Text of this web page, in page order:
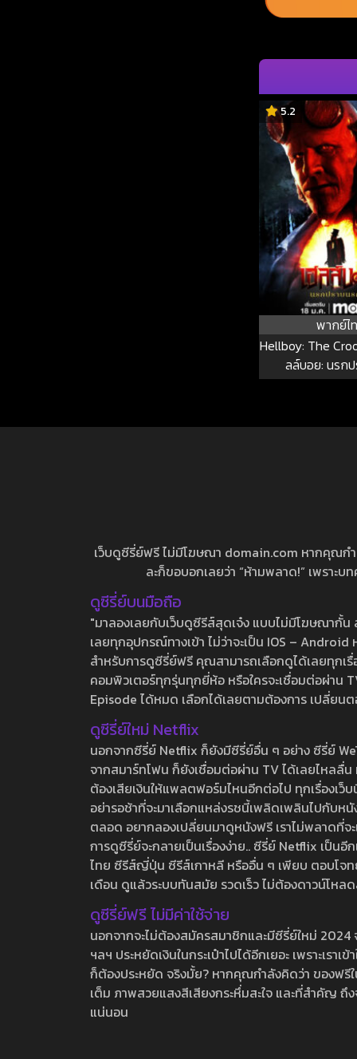
5.2
พากย์ไ
Hellboy: The
ลล์บอย: นรก
เว็บดูซีรี่ย์ฟรี ไม่มีโฆษณา domain.com หากคุณก
ละก็ขอบอกเลยว่า “ห้ามพลาด!” เพราะ
ดูซีรี่ย์บนมือถือ
"มาลองเลยกับเว็บดูซีรีส์สุดเจ๋ง แบบไม่มีโฆษณากั้
เลยทุกอุปกรณ์ทางเข้า ไม่ว่าจะเป็น IOS –
สำหรับการดูซีรี่ย์ฟรี คุณสามารถเลือกดูได้เลยทุกเ
คอมพิวเตอร์ทุกรุ่นทุกยี่ห้อ หรือใครจะเชื่อมต่อผ่าน
Episode ได้หมด เลือกได้เลยตามต้องการ เปลี่ยน
ดูซีรี่ย์ใหม่ Netflix
นอกจากซีรี่ย์ Netflix ก็ยังมีซีรี่ย์อื่น ๆ อย่าง ซีรี่ย์
จากสมาร์ทโฟน ก็ยังเชื่อมต่อผ่าน TV ได้เลยไหลลื่
ต้องเสียเงินให้แพลตฟอร์มไหนอีกต่อไป ทุกเรื่องเว็
อย่ารอช้าที่จะมาเลือกแหล่งรชนี้เพลิดเพลินไปกับห
ตลอด อยากลองเปลี่ยนมาดูหนังฟรี เราไม่พลาดที่
การดูซีรี่ย์จะกลายเป็นเรื่องง่าย.. ซีรี่ย์ Netflix เป็น
ไทย ซีรีส์ญี่ปุ่น ซีรีส์เกาหลี หรืออื่น ๆ เพียบ ตอบโจท
เดือน ดูแล้วระบบทันสมัย รวดเร็ว ไม่ต้องดาวน์โห
ดูซีรี่ย์ฟรี ไม่มีค่าใช้จ่าย
นอกจากจะไม่ต้องสมัครสมาชิกและมีซีรี่ย์ใหม่
ฯลฯ ประหยัดเงินในกระเป๋าไปได้อีกเยอะ เพราะเร
ก็ต้องประหยัด จริงมั้ย? หากคุณกำลังคิดว่า ของฟ
เต็ม ภาพสวยแสงสีเสียงกระหึ่มสะใจ และที่สำคัญ
แน่นอน